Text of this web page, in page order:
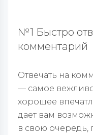
№1 Быстро
комментарий
Отвечать на
— самое
хорошее
дает вам
в свою очередь,